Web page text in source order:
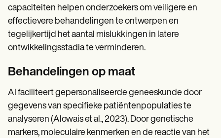
capaciteiten helpen onderzoekers om veiligere en
effectievere behandelingen te ontwerpen en
tegelijkertijd het aantal mislukkingen in latere
ontwikkelingsstadia te verminderen.
Behandelingen op maat
AI faciliteert gepersonaliseerde geneeskunde door
gegevens van specifieke patiëntenpopulaties te
analyseren (Alowais et al., 2023). Door genetische
markers, moleculaire kenmerken en de reactie van het